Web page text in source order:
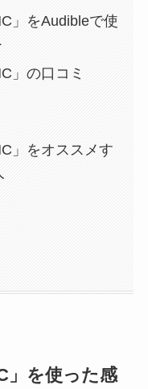
」をAudibleで使
」の口コミ
」をオススメす
」を使った感